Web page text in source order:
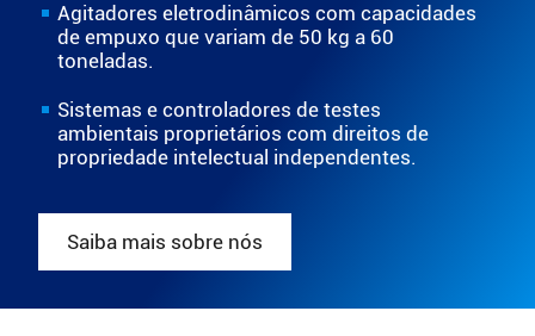
Agitadores eletrodinâmicos com capacidades
de empuxo que variam de 50 kg a 60
toneladas.
Sistemas e controladores de testes
ambientais proprietários com direitos de
propriedade intelectual independentes.
Saiba mais sobre nós